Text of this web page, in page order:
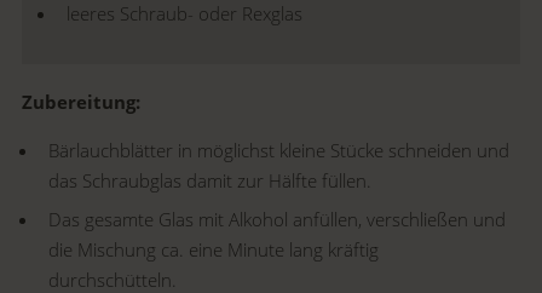
leeres Schraub- oder Rexglas
Zubereitung:
Bärlauchblätter in möglichst kleine Stücke schneiden und
das Schraubglas damit zur Hälfte füllen.
Das gesamte Glas mit Alkohol anfüllen, verschließen und
die Mischung ca. eine Minute lang kräftig
durchschütteln.